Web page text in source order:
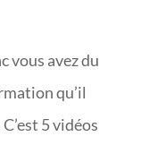
vous avez du
qu’il
5 vidéos